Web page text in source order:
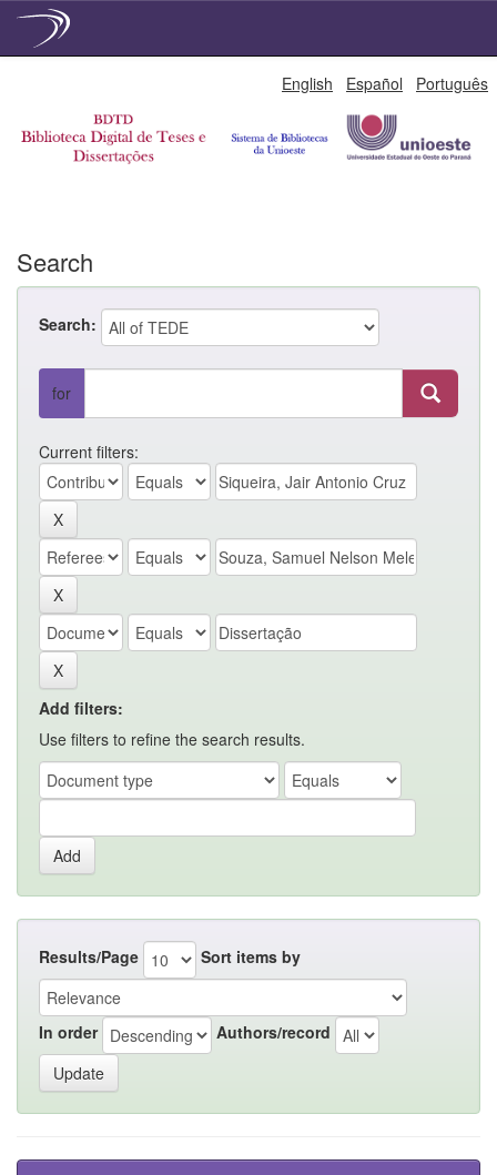
English Español Português
Search
Search:
for
Current filters:
Add filters:
Use filters to refine the search results.
Results/Page Sort items by
In order Authors/record